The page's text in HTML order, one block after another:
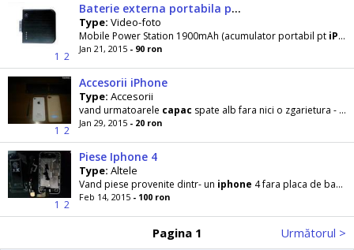
1 2
Baterie externa portabila pt. iPhone, MP3/ MP4 player
Type: Video-foto
Mobile Power Station 1900mAh (acumulator portabil pt iPhon
Jan 21, 2015 - 90 ron
1 2
Accesorii iPhone
Type: Accesorii
vand urmatoarele capac spate alb fara nici o zgarietura - 30 lei carcasa cu
Jan 29, 2015 - 20 ron
1 2
Piese Iphone 4
Type: Altele
Vand piese provenite dintr- un iphone 4 fara placa de baza displayul
Feb 14, 2015 - 100 ron
Pagina 1 Următorul >